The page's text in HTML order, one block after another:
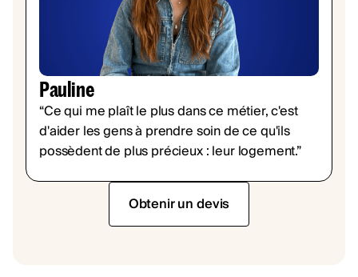
Pauline
“Ce qui me plaît le plus dans ce métier, c'est
d'aider les gens à prendre soin de ce qu'ils
possèdent de plus précieux : leur logement.”
Obtenir un devis